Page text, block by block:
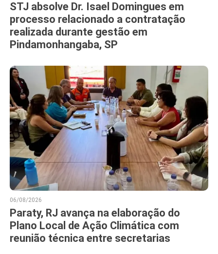
STJ absolve Dr. Isael Domingues em
processo relacionado a contratação
realizada durante gestão em
Pindamonhangaba, SP
06/08/2026
Paraty, RJ avança na elaboração do
Plano Local de Ação Climática com
reunião técnica entre secretarias